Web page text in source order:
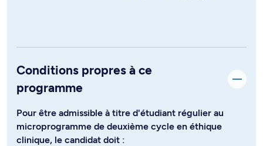
Conditions propres à ce
programme
Pour être admissible à titre d'étudiant régulier au
microprogramme de deuxième cycle en éthique
clinique, le candidat doit :